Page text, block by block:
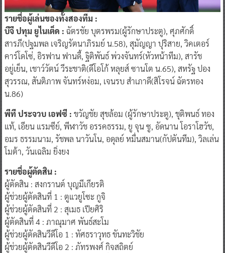
รายชื่อผู้เล่นของทั้งสองทีม :
บีจี ปทุม ยูไนเต็ด : ฉัตรชัย บุตรพรม(ผู้รักษาประตู), ศุภศักดิ์
สารภี(ปฐมพล เจริญรัตนาภิรมย์ น.58), สุมัญญา ปุริสาย, วิคเตอร์
คาร์โดโซ่, อิรฟาน ฟานดี้, ฐิติพันธ์ พ่วงจันทร์(หัวหน้าทีม), สารัช
อยู่เย็น, เชาว์วัตน์ วีระชาติ(ดีโอโก้ หลุยส์ ซานโต น.65), สหรัฐ ปอง
สุวรรณ, สันติภาพ จันทร์หง่อม, เจนรบ สำเภาดี(สิโรจน์ ฉัตรทอง
น.86)
พีที ประจวบ เอฟซี : ขวัญชัย สุขล้อม (ผู้รักษาประตู), ชุติพนธ์ ทอง
แท้, เอียน แรมซีย์, พีฬาวัช อรรคธรรม, ยู จุน ซู, อัดนาน โอราโฮวัช,
อมร ธรรมนาม, รัชพล นาวันโน, อดุลย์ หมื่นสมาน(กัปตันทีม), วิลเล่น
โมต้า, วันเฉลิม ยิ่งยง
รายชื่อผู้ตัดสิน :
ผู้ตัดสิน : สงกรานต์ บุญมีเกียรติ
ผู้ช่วยผู้ตัดสินที่ 1 : ตูแวยูโซะ กูจิ
ผู้ช่วยผู้ตัดสินที่ 2 : สุเมธ เปียศิริ
ผู้ตัดสินที่ 4 : ภาณุมาศ พันธ์สะโม
ผู้ช่วยผู้ตัดสินวีดีโอ 1 : ทัศธราวุทธ ขันทะวิชัย
ผู้ช่วยผู้ตัดสินวีดีโอ 2 : ภัทรพงศ์ กิจสถิตย์